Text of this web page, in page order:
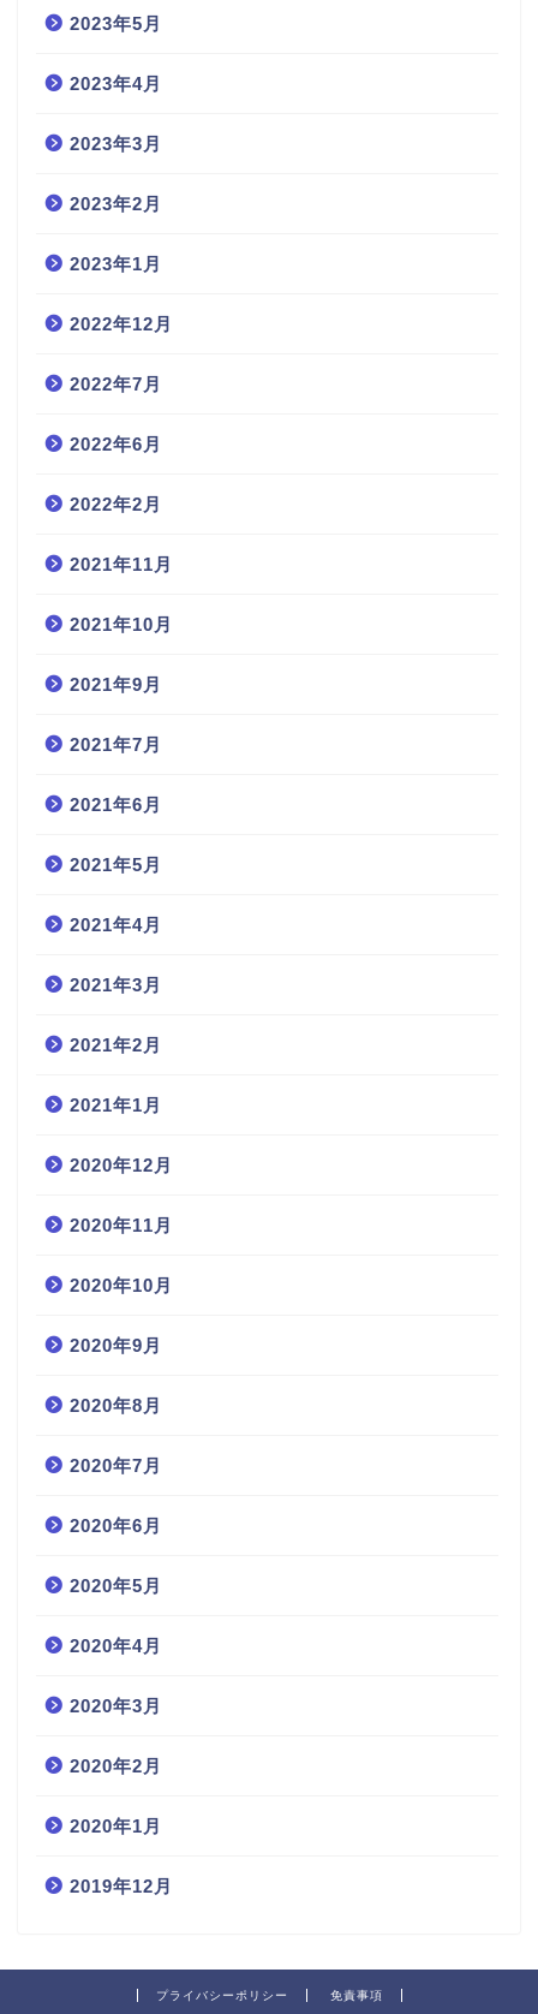
2023年5月
2023年4月
2023年3月
2023年2月
2023年1月
2022年12月
2022年7月
2022年6月
2022年2月
2021年11月
2021年10月
2021年9月
2021年7月
2021年6月
2021年5月
2021年4月
2021年3月
2021年2月
2021年1月
2020年12月
2020年11月
2020年10月
2020年9月
2020年8月
2020年7月
2020年6月
2020年5月
2020年4月
2020年3月
2020年2月
2020年1月
2019年12月
プライバシーポリシー 免責事項